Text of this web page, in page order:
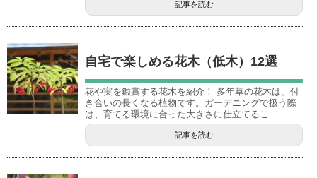
記事を読む
自宅で楽しめる花木（低木）12選
花や実を鑑賞する花木を紹介！ 多年草の花木は、付
き合いの長くなる植物です。ガーデニングで扱う際
は、育てる環境に合った大きさに仕立てるこ...
記事を読む